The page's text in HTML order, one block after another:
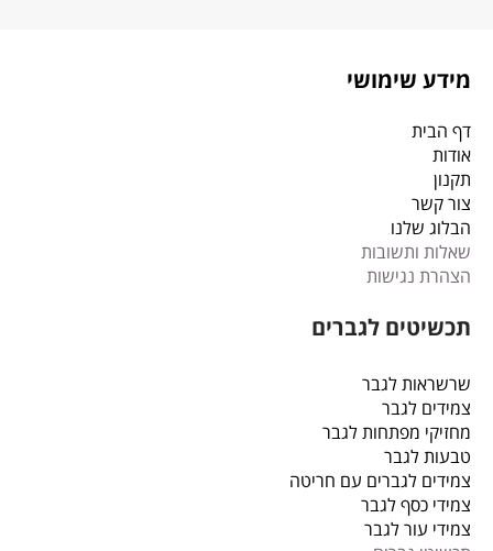
מידע שימושי
דף הבית
אודות
תקנון
צור קשר
הבלוג שלנו
שאלות ותשובות
הצהרת נגישות
תכשיטים לגברים
שרשראות לגבר
צמידים לגבר
מחזיקי מפתחות לגבר
טבעות לגבר
צמידים לגברים עם חריטה
צמידי כסף לגבר
צמידי עור לגבר